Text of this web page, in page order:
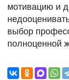
мотивацию и
выбор
полноценной